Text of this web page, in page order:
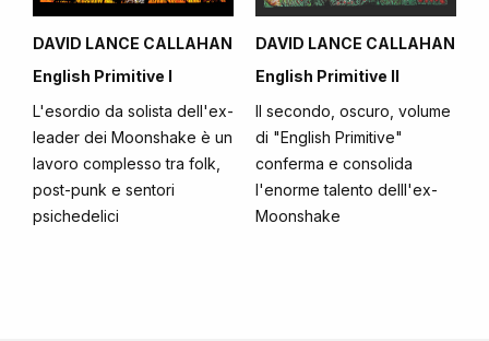
DAVID LANCE CALLAHAN
English Primitive I
L'esordio da solista dell'ex-
leader dei Moonshake è un
lavoro complesso tra folk,
post-punk e sentori
psichedelici
DAVID LANCE CALLAHAN
English Primitive II
Il secondo, oscuro, volume
di "English Primitive"
conferma e consolida
l'enorme talento delll'ex-
Moonshake